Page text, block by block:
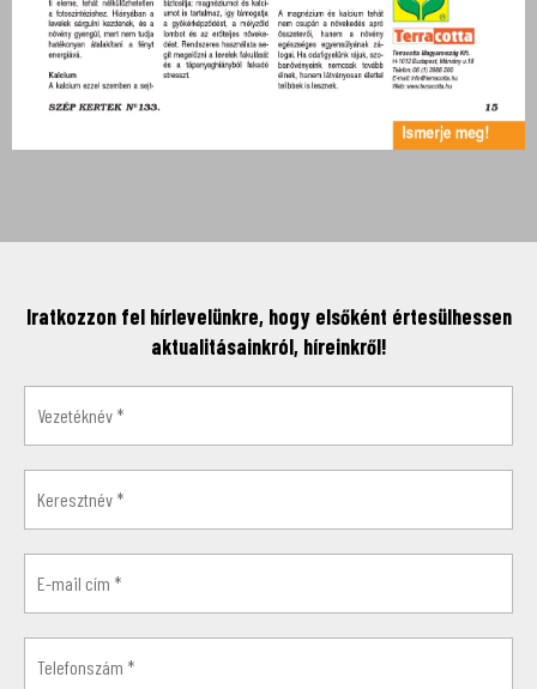
Iratkozzon fel hírlevelünkre, hogy elsőként értesülhessen
aktualitásainkról, híreinkről!